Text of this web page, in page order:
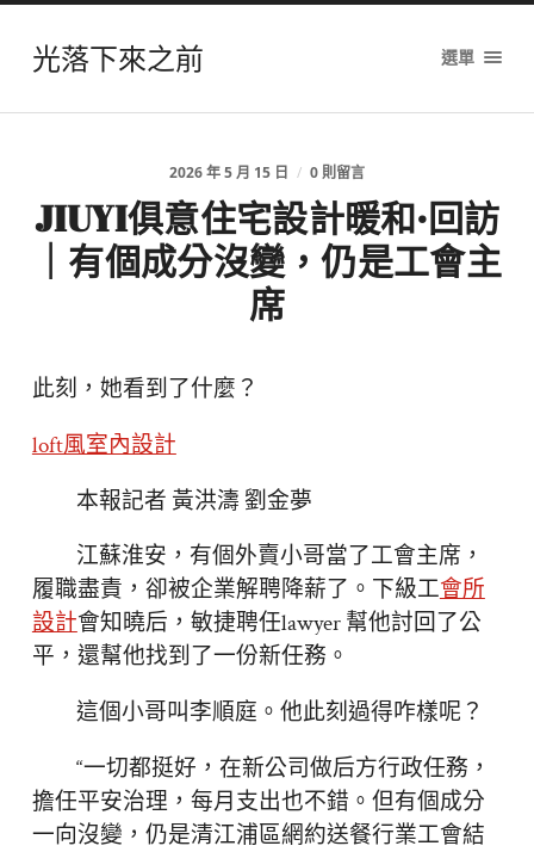
光落下來之前 選單
2026 年 5 月 15 日 / 0 則留言
JIUYI俱意住宅設計暖和·回訪
｜有個成分沒變，仍是工會主
席
此刻，她看到了什麼？
loft風室內設計
本報記者 黃洪濤 劉金夢
江蘇淮安，有個外賣小哥當了工會主席，
履職盡責，卻被企業解聘降薪了。下級工會所
設計會知曉后，敏捷聘任lawyer 幫他討回了公
平，還幫他找到了一份新任務。
這個小哥叫李順庭。他此刻過得咋樣呢？
“一切都挺好，在新公司做后方行政任務，
擔任平安治理，每月支出也不錯。但有個成分
一向沒變，仍是清江浦區網約送餐行業工會結